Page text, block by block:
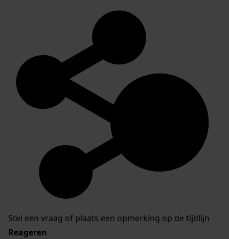
Stel een vraag of plaats een opmerking op de tijdlijn
Reageren